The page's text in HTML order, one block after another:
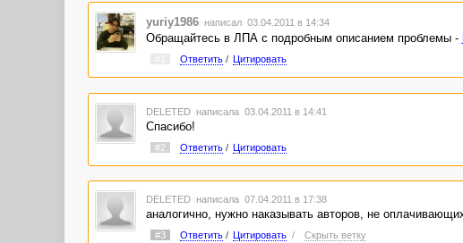
yuriy1986 написал 03.04.2011 в 14:34
Обращайтесь в ЛПА с подробным описанием проблемы -
Ответить/ Цитировать
DELETED написала 03.04.2011 в 14:41
Спасибо!
#2 Ответить/ Цитировать
DELETED написала 07.04.2011 в 17:38
аналогично, нужно наказывать авторов, не
#3 Ответить/ Цитировать / Скрыть ветку